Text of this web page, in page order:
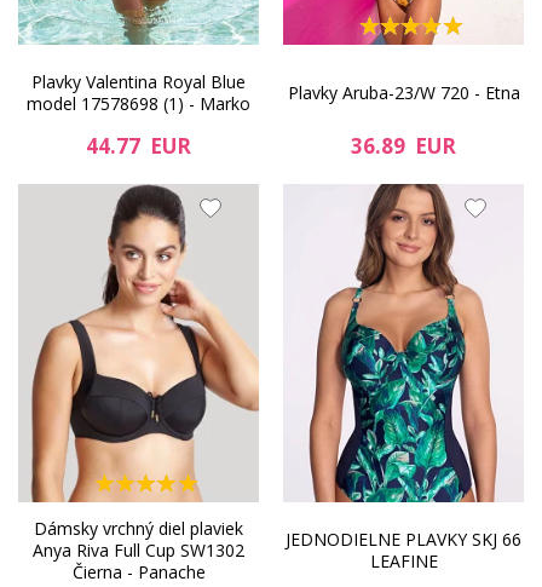
Plavky Valentina Royal Blue
model 17578698 (1) - Marko
44.77 EUR
Plavky Aruba-23/W 720 - Etna
36.89 EUR
Dámsky vrchný diel plaviek
Anya Riva Full Cup SW1302
Čierna - Panache
JEDNODIELNE PLAVKY SKJ 66
LEAFINE